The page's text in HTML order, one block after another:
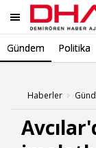
Gündem Politika
Haberler